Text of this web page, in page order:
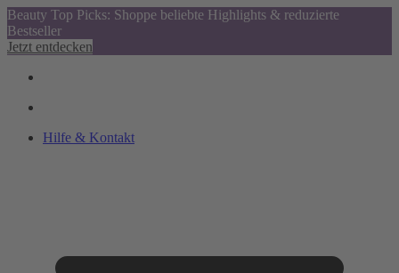
Beauty Top Picks: Shoppe beliebte Highlights & reduzierte
Bestseller
Jetzt entdecken
Hilfe & Kontakt